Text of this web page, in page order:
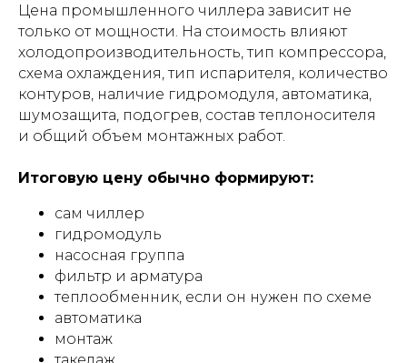
Цена промышленного чиллера зависит не
только от мощности. На стоимость влияют
холодопроизводительность, тип компрессора,
схема охлаждения, тип испарителя, количество
контуров, наличие гидромодуля, автоматика,
шумозащита, подогрев, состав теплоносителя
и общий объем монтажных работ.
Итоговую цену обычно формируют:
сам чиллер
гидромодуль
насосная группа
фильтр и арматура
теплообменник, если он нужен по схеме
автоматика
монтаж